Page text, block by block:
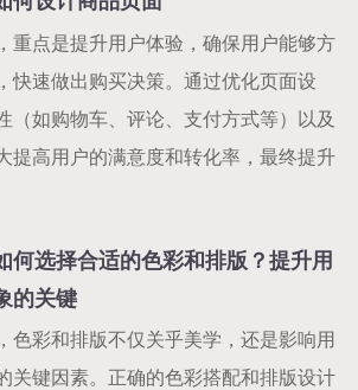
重点是提升用户体验，确保用户能够方
快速做出购买决策。通过优化页面设
（如购物车、评论、支付方式等）以及
提高用户的满意度和转化率，最终提升
何选择合适的色彩和排版？提升用
的关键
色彩和排版不仅关乎美学，还是影响用
关键因素。正确的色彩搭配和排版设计